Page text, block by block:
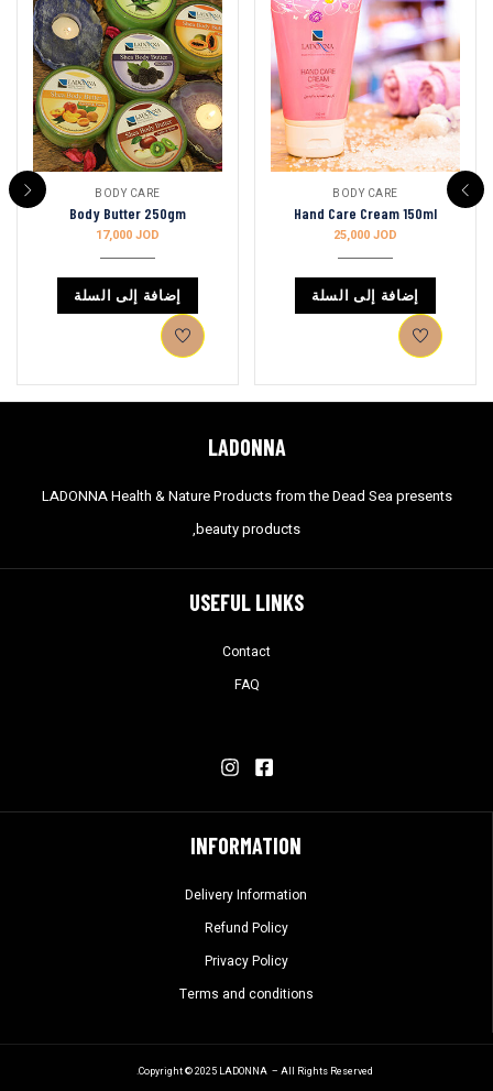
BODY CARE
Hand Care Cream 150ml
25,000JOD
إضافة إلى السلة
BODY CARE
Body Butter 250gm
17,000JOD
إضافة إلى السلة
LADONNA
LADONNA Health & Nature Products from the Dead Sea presents
beauty products,
USEFUL LINKS
Contact
FAQ
INFORMATION
Delivery Information
Refund Policy
Privacy Policy
Terms and conditions
Copyright © 2025 LADONNA – All Rights Reserved.